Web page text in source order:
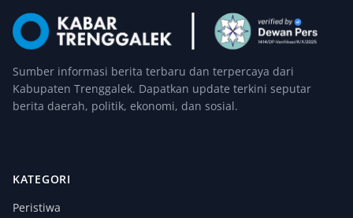
Sumber informasi berita terbaru dan terpercaya dari
Kabupaten Trenggalek. Dapatkan update terkini seputar
berita daerah, politik, ekonomi, dan sosial.
KATEGORI
Peristiwa